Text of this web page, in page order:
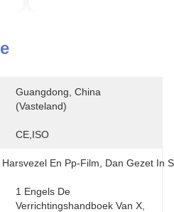
Guangdong, China
(Vasteland)
CE,ISO
En Pp-Film, Dan Gezet In
1 Engels De
Verrichtingshandboek Van X,